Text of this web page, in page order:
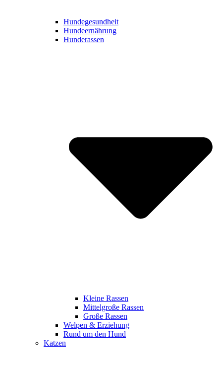
Hundegesundheit
Hundeernährung
Hunderassen
Kleine Rassen
Mittelgroße Rassen
Große Rassen
Welpen & Erziehung
Rund um den Hund
Katzen